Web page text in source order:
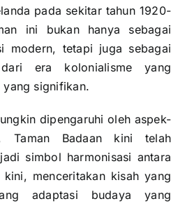
pada sekitar tahun 1920-
ini bukan hanya sebagai
modern, tetapi juga sebagai
era kolonialisme yang
signifikan.
dipengaruhi oleh aspek-
Taman Badaan kini telah
simbol harmonisasi antara
menceritakan kisah yang
adaptasi budaya yang